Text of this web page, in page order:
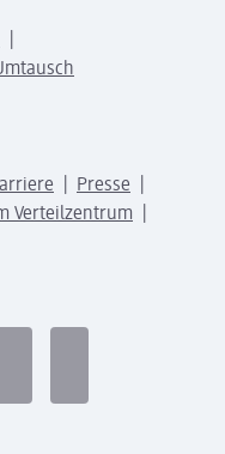
Presse
Verteilzentrum